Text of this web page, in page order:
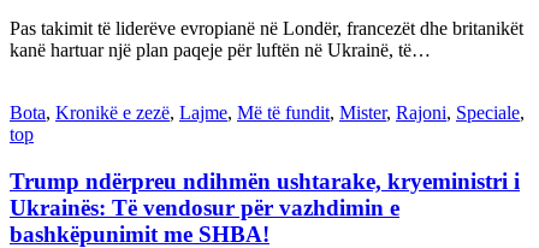
Pas takimit të liderëve evropianë në Londër, francezët dhe britanikët
kanë hartuar një plan paqeje për luftën në Ukrainë, të…
Bota, Kronikë e zezë, Lajme, Më të fundit, Mister, Rajoni, Speciale,
top
Trump ndërpreu ndihmën ushtarake, kryeministri i
Ukrainës: Të vendosur për vazhdimin e
bashkëpunimit me SHBA!